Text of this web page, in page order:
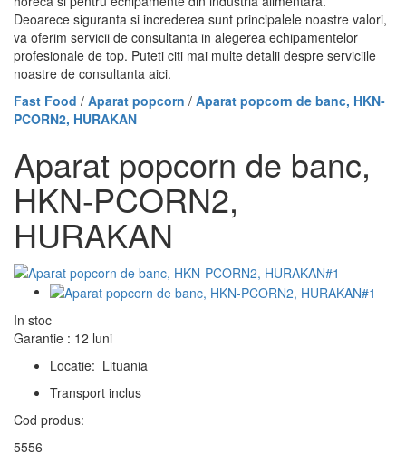
Deoarece siguranta si increderea sunt principalele noastre valori,
va oferim servicii de consultanta in alegerea echipamentelor
profesionale de top. Puteti citi mai multe detalii despre serviciile
noastre de consultanta aici.
Fast Food / Aparat popcorn / Aparat popcorn de banc, HKN-
PCORN2, HURAKAN
Aparat popcorn de banc,
HKN-PCORN2,
HURAKAN
In stoc
Garantie : 12 luni
Locatie: Lituania
Transport inclus
Cod produs:
5556